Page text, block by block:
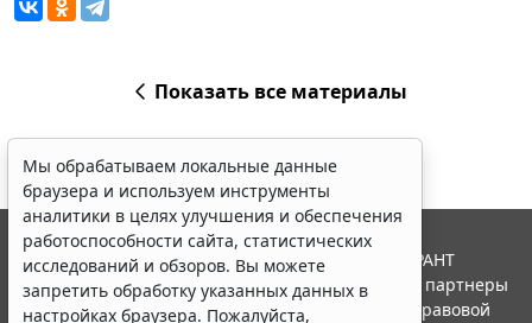
Показать все материалы
Мы обрабатываем локальные данные
браузера и используем инструменты
аналитики в целях улучшения и обеспечения
работоспособности сайта, статистических
исследований и обзоров. Вы можете
запретить обработку указанных данных в
настройках браузера. Пожалуйста,
© ООО "НПП "ГАРАНТ-СЕРВИС", 2026. Система ГАРАНТ
выпускается с 1990 года. Компания "Гарант" и ее партнеры
являются участниками Российской ассоциации правовой